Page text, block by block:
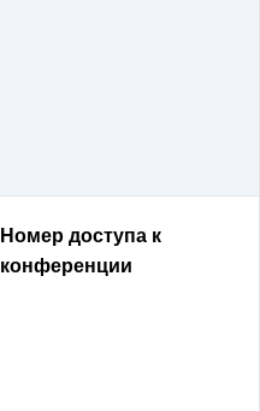
Номер доступа к
конференции